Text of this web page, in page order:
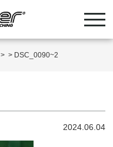
> > DSC_0090~2
2024.06.04